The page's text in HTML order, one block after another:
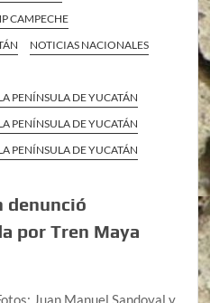
CAMPECHE
NOTICIAS NACIONALES
PENÍNSULA DE YUCATÁN
PENÍNSULA DE YUCATÁN
PENÍNSULA DE YUCATÁN
denunció
por Tren Maya
Juan Manuel Sandoval y